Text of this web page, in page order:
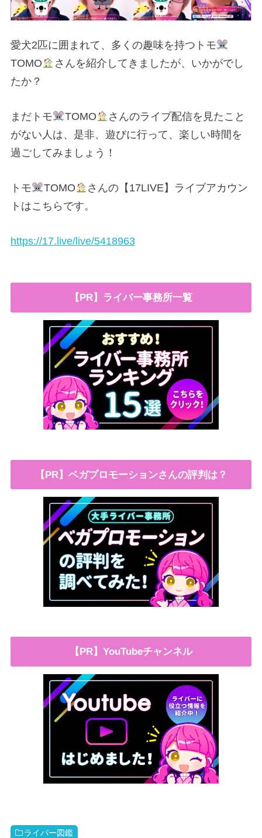
愛犬2匹に囲まれて、多くの趣味を持つトモ
TOMO
さんを紹介してきましたが、いかがでし
たか？
まだトモ TOMO
さんのライブ配信を見たこと
がない人は、是非、遊びに行って、楽しい時間を
過ごしてみましょう！
トモ TOMO
さんの【17LIVE】ライブアカウン
トはこちらです。
https://17.live/live/5418963
【PR】ライバー事務所一覧
【PR】ベガプロモーションさんの評判は？
【PR】YouTubeチャンネル
ライバー図鑑